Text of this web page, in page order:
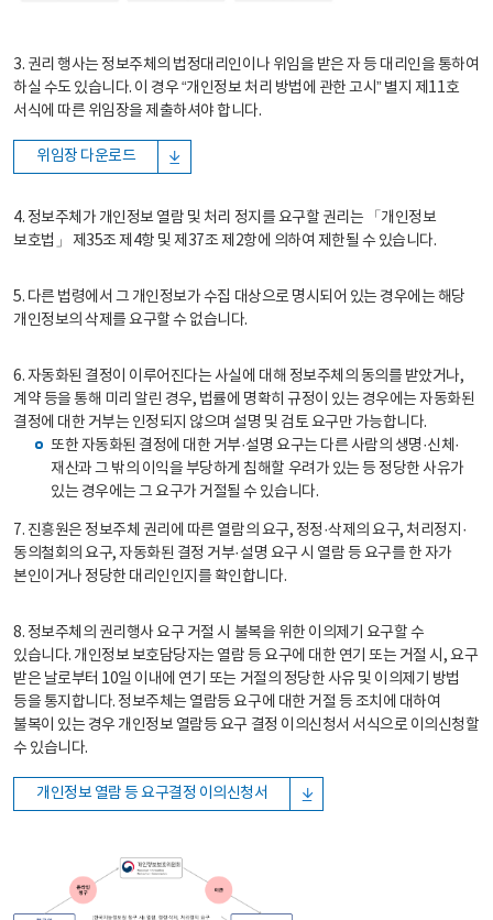
3. 권리 행사는 정보주체의 법정대리인이나 위임을 받은 자 등 대리인을 통하여
하실 수도 있습니다. 이 경우 “개인정보 처리 방법에 관한 고시” 별지 제11호
서식에 따른 위임장을 제출하셔야 합니다.
위임장 다운로드
4. 정보주체가 개인정보 열람 및 처리 정지를 요구할 권리는 「개인정보
보호법」 제35조 제4항 및 제37조 제2항에 의하여 제한될 수 있습니다.
5. 다른 법령에서 그 개인정보가 수집 대상으로 명시되어 있는 경우에는 해당
개인정보의 삭제를 요구할 수 없습니다.
6. 자동화된 결정이 이루어진다는 사실에 대해 정보주체의 동의를 받았거나,
계약 등을 통해 미리 알린 경우, 법률에 명확히 규정이 있는 경우에는 자동화된
결정에 대한 거부는 인정되지 않으며 설명 및 검토 요구만 가능합니다.
또한 자동화된 결정에 대한 거부·설명 요구는 다른 사람의 생명·신체·
재산과 그 밖의 이익을 부당하게 침해할 우려가 있는 등 정당한 사유가
있는 경우에는 그 요구가 거절될 수 있습니다.
7. 진흥원은 정보주체 권리에 따른 열람의 요구, 정정·삭제의 요구, 처리정지·
동의철회의 요구, 자동화된 결정 거부·설명 요구 시 열람 등 요구를 한 자가
본인이거나 정당한 대리인인지를 확인합니다.
8. 정보주체의 권리행사 요구 거절 시 불복을 위한 이의제기 요구할 수
있습니다. 개인정보 보호담당자는 열람 등 요구에 대한 연기 또는 거절 시, 요구
받은 날로부터 10일 이내에 연기 또는 거절의 정당한 사유 및 이의제기 방법
등을 통지합니다. 정보주체는 열람등 요구에 대한 거절 등 조치에 대하여
불복이 있는 경우 개인정보 열람등 요구 결정 이의신청서 서식으로 이의신청할
수 있습니다.
개인정보 열람 등 요구결정 이의신청서